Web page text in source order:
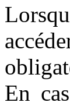
En